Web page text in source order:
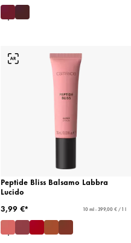
Peptide Bliss Balsamo Labbra
Lucido
3,99 €*
10 ml - 399,00 € / 1 l